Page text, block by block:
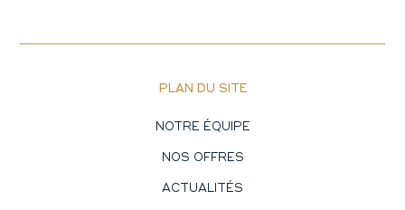
PLAN DU SITE
NOTRE ÉQUIPE
NOS OFFRES
ACTUALITÉS